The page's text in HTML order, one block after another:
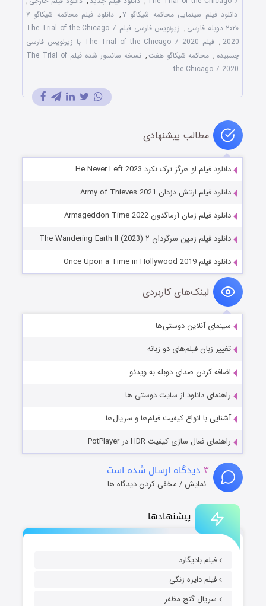
پیشنهادها
فیلم بادیگارد
فیلم دایره زنگی
سریال گنج مظفر
دانلود فیلم سینمایی محاکمه شیکاگو ۷
,
دانلود فیلم محاکمه شیکاگو ۷
۲۰۲۰ دوبله فارسی
,
زیرنویس فارسی فیلم The Trial of the Chicago 7
2020
,
فیلم The Trial of the Chicago 7 2020 با زیرنویس فارسی
چسبیده , محاکمه شیکاگو هفت,
نسخه سانسور شده فیلم The Trial of
the Chicago 7 2020
مطالب پیشنهادی
دانلود فیلم او هرگز ترک نکرد He Never Left 2023
دانلود فیلم ارتش دزدان Army of Thieves 2021
دانلود فیلم زمان آرماگدون Armageddon Time 2022
دانلود فیلم زمین سرگردان ۲ The Wandering Earth II (2023)
دانلود فیلم Once Upon a Time in Hollywood 2019
لینک‌های کاربردی
سینمای آنلاین دوستی‌ها
تغییر زبان فیلم‌های دو زبانه
اضافه کردن صدای دوبله به ویدئو
راهنمای دانلود از سایت دوستی ها
آشنایی با انواع کیفیت فیلم‌ها و سریال‌ها
راهنمای فعال سازی کیفیت HDR در PotPlayer
۳ دیدگاه ارسال شده است
نمایش / مخفی کردن دیدگاه ها